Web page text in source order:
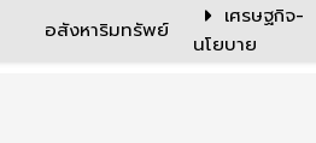
อสังหาริมทรัพย์
เศรษฐกิจ-
นโยบาย